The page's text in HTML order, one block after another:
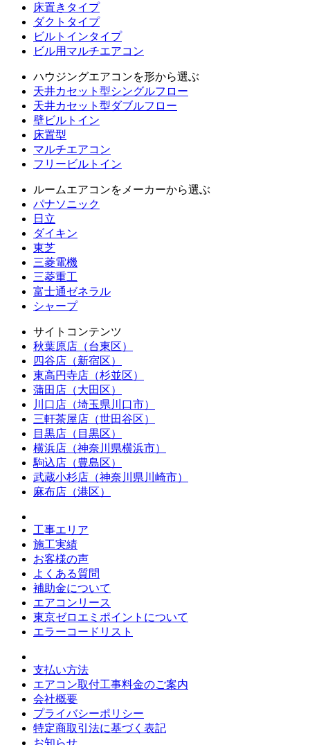
床置きタイプ
ダクトタイプ
ビルトインタイプ
ビル用マルチエアコン
ハウジングエアコンを形から選ぶ
天井カセット型シングルフロー
天井カセット型ダブルフロー
壁ビルトイン
床置型
マルチエアコン
フリービルトイン
ルームエアコンをメーカーから選ぶ
パナソニック
日立
ダイキン
東芝
三菱電機
三菱重工
富士通ゼネラル
シャープ
サイトコンテンツ
秋葉原店（台東区）
四谷店（新宿区）
東高円寺店（杉並区）
蒲田店（大田区）
川口店（埼玉県川口市）
三軒茶屋店（世田谷区）
目黒店（目黒区）
横浜店（神奈川県横浜市）
駒込店（豊島区）
武蔵小杉店（神奈川県川崎市）
麻布店（港区）
工事エリア
施工実績
お客様の声
よくある質問
補助金について
エアコンリース
東京ゼロエミポイントについて
エラーコードリスト
支払い方法
エアコン取付工事料金のご案内
会社概要
プライバシーポリシー
特定商取引法に基づく表記